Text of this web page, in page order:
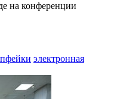
на конференции
электронная